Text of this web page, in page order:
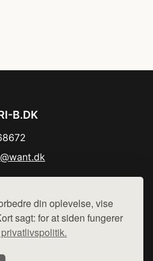
din oplevelse, vise
sagt: for at siden fungerer
B.DK
side - vi henviser til de shops,